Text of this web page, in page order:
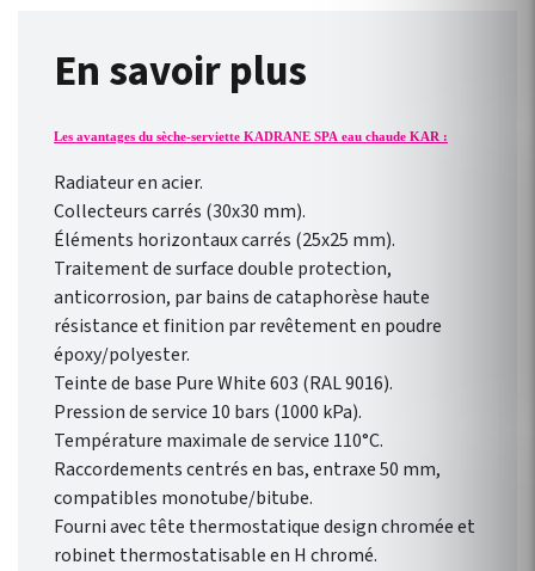
En savoir plus
Les avantages du sèche-serviette KADRANE SPA eau chaude KAR :
Radiateur en acier.
Collecteurs carrés (30x30 mm).
Éléments horizontaux carrés (25x25 mm).
Traitement de surface double protection,
anticorrosion, par bains de cataphorèse haute
résistance et finition par revêtement en poudre
époxy/polyester.
Teinte de base Pure White 603 (RAL 9016).
Pression de service 10 bars (1000 kPa).
Température maximale de service 110°C.
Raccordements centrés en bas, entraxe 50 mm,
compatibles monotube/bitube.
Fourni avec tête thermostatique design chromée et
robinet thermostatisable en H chromé.